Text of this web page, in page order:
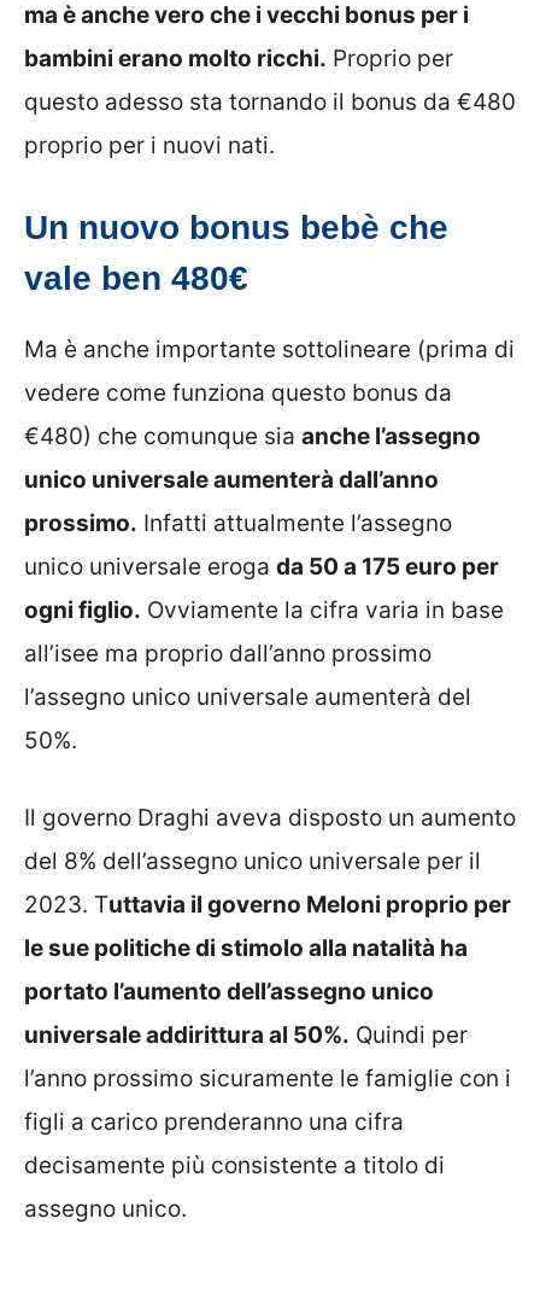
ma è anche vero che i vecchi bonus per i
bambini erano molto ricchi. Proprio per
questo adesso sta tornando il bonus da €480
proprio per i nuovi nati.
Un nuovo bonus bebè che
vale ben 480€
Ma è anche importante sottolineare (prima di
vedere come funziona questo bonus da
€480) che comunque sia anche l’assegno
unico universale aumenterà dall’anno
prossimo. Infatti attualmente l’assegno
unico universale eroga da 50 a 175 euro per
ogni figlio. Ovviamente la cifra varia in base
all’isee ma proprio dall’anno prossimo
l’assegno unico universale aumenterà del
50%.
Il governo Draghi aveva disposto un aumento
del 8% dell’assegno unico universale per il
2023. Tuttavia il governo Meloni proprio per
le sue politiche di stimolo alla natalità ha
portato l’aumento dell’assegno unico
universale addirittura al 50%. Quindi per
l’anno prossimo sicuramente le famiglie con i
figli a carico prenderanno una cifra
decisamente più consistente a titolo di
assegno unico.